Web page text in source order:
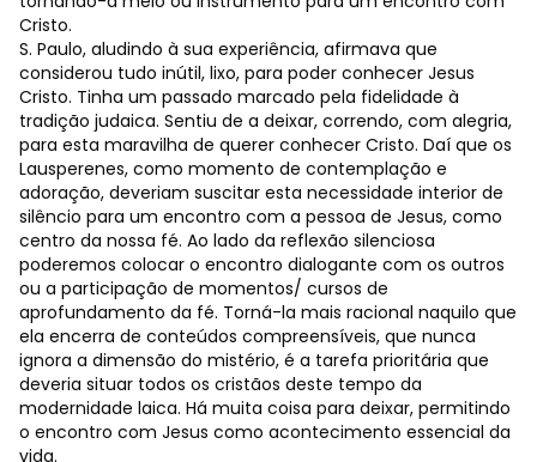
Cristo.
S. Paulo, aludindo à sua experiência, afirmava que
considerou tudo inútil, lixo, para poder conhecer Jesus
Cristo. Tinha um passado marcado pela fidelidade à
tradição judaica. Sentiu de a deixar, correndo, com alegria,
para esta maravilha de querer conhecer Cristo. Daí que os
Lausperenes, como momento de contemplação e
adoração, deveriam suscitar esta necessidade interior de
silêncio para um encontro com a pessoa de Jesus, como
centro da nossa fé. Ao lado da reflexão silenciosa
poderemos colocar o encontro dialogante com os outros
ou a participação de momentos/ cursos de
aprofundamento da fé. Torná-la mais racional naquilo que
ela encerra de conteúdos compreensíveis, que nunca
ignora a dimensão do mistério, é a tarefa prioritária que
deveria situar todos os cristãos deste tempo da
modernidade laica. Há muita coisa para deixar, permitindo
o encontro com Jesus como acontecimento essencial da
vida.